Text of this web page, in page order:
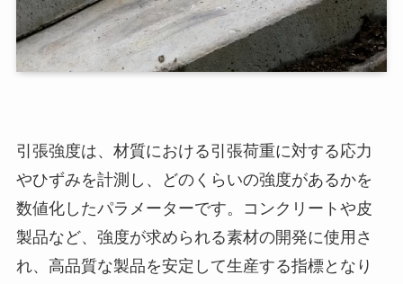
引張強度は、材質における引張荷重に対する応力
やひずみを計測し、どのくらいの強度があるかを
数値化したパラメーターです。コンクリートや皮
製品など、強度が求められる素材の開発に使用さ
れ、高品質な製品を安定して生産する指標となり